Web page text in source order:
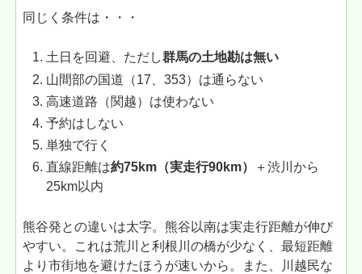
同じく条件は・・・
土日を回避、ただし群馬の土地勘は無い
山間部の国道（17、353）は通らない
高速道路（関越）は使わない
予約はしない
単独で行く
直線距離は約75km（実走行90km）
＋渋川から
25km以内
熊谷発との違いは太字。熊谷以南は実走行距離が伸び
やすい。これは荒川と利根川の橋が少なく、最短距離
より市街地を避けたほうが速いから。また、川越民な